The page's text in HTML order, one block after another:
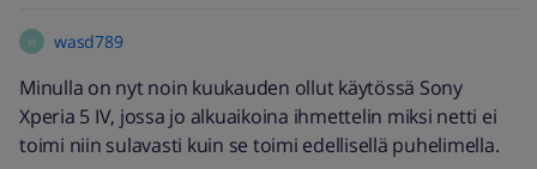
W wasd789
Minulla on nyt noin kuukauden ollut käytössä Sony
Xperia 5 IV, jossa jo alkuaikoina ihmettelin miksi netti ei
toimi niin sulavasti kuin se toimi edellisellä puhelimella.